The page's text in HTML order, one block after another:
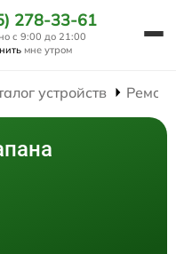
278-33-61
с 9:00 до 21:00
мне утром
устройств